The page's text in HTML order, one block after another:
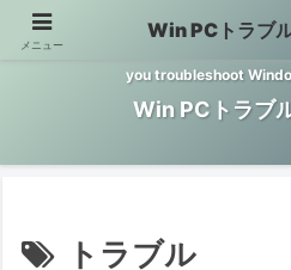
Windows PCのトラブル解決をお手伝
you troubleshoot
Win PCトラブ
トラブル
メニュー
Win PCトラブ